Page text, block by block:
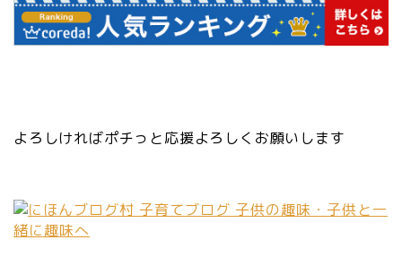
よろしければポチっと応援よろしくお願いします